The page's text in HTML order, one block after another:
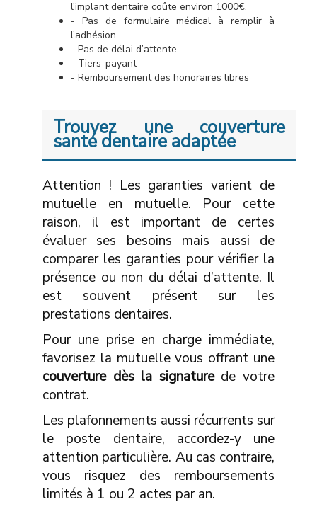
l’implant dentaire coûte environ 1000€.
- Pas de formulaire médical à remplir à
l’adhésion
- Pas de délai d’attente
- Tiers-payant
- Remboursement des honoraires libres
Trouvez une couverture
santé dentaire adaptée
Attention ! Les garanties varient de
mutuelle en mutuelle. Pour cette
raison, il est important de certes
évaluer ses besoins mais aussi de
comparer les garanties pour vérifier la
présence ou non du délai d’attente. Il
est souvent présent sur les
prestations dentaires.
Pour une prise en charge immédiate,
favorisez la mutuelle vous offrant une
couverture dès la signaturede votre
contrat.
Les plafonnements aussi récurrents sur
le poste dentaire, accordez-y une
attention particulière. Au cas contraire,
vous risquez des remboursements
limités à 1 ou 2 actes par an.